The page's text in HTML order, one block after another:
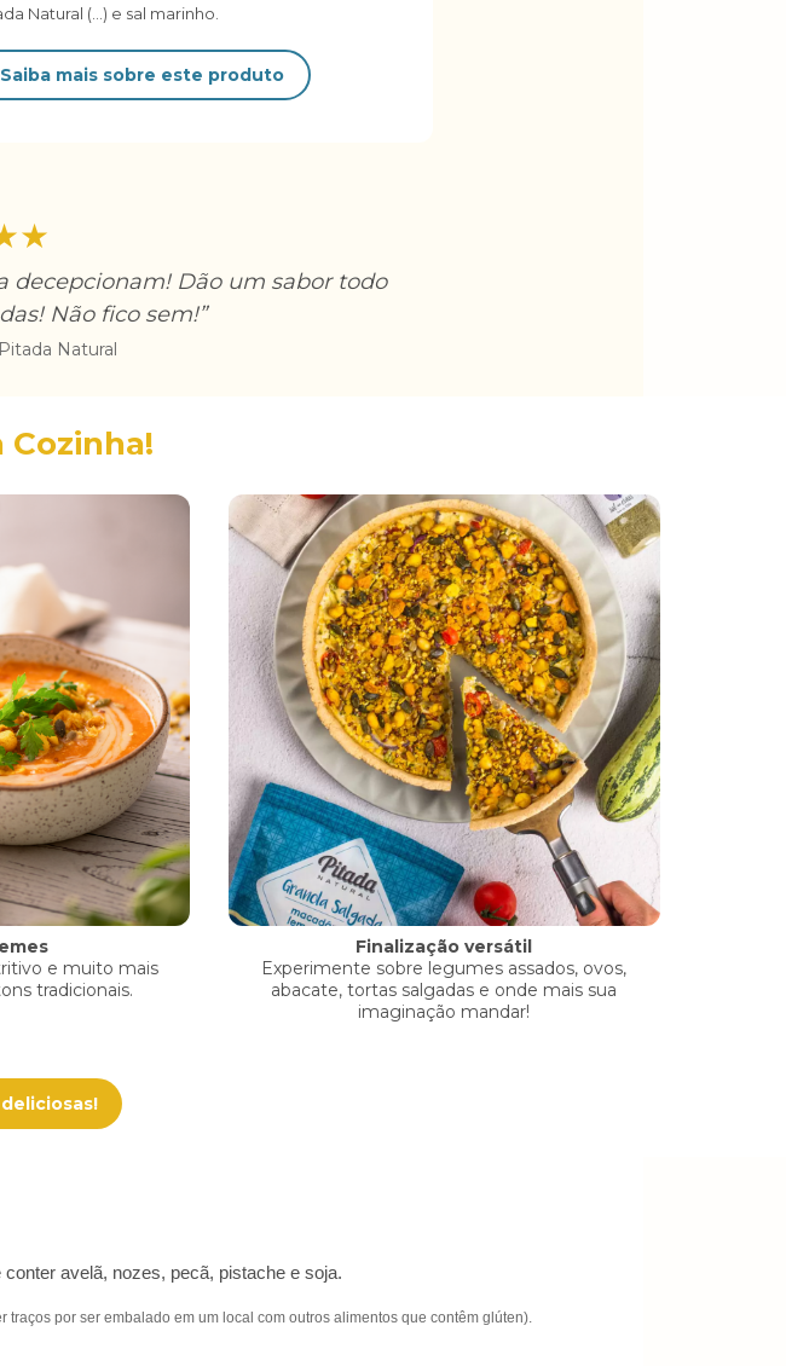
Natural (...) e sal marinho.
Saiba mais sobre este produto
decepcionam! Dão um sabor todo
Não fico sem!”
Natural
Cozinha!
e muito mais
tradicionais.
Finalização versátil
Experimente sobre legumes assados, ovos,
abacate, tortas salgadas e onde mais sua
imaginação mandar!
avelã, nozes, pecã, pistache e soja.
por ser embalado em um local com outros alimentos que contêm glúten).